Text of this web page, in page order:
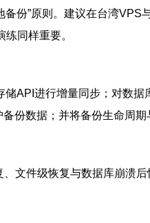
份”原则。建议在台湾
同样重要。
API进行增量同步；对数
份数据；并将备份生命周期
文件级恢复与数据库崩溃